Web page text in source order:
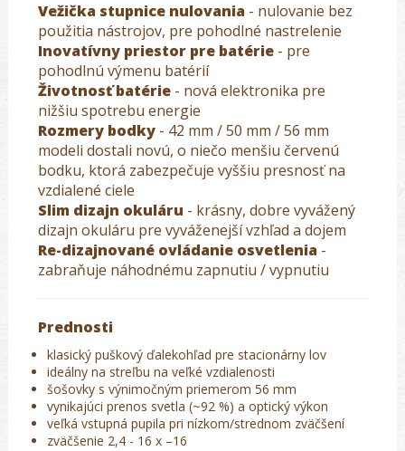
Vežička stupnice nulovania - nulovanie bez
použitia nástrojov, pre pohodlné nastrelenie
Inovatívny priestor pre batérie - pre
pohodlnú výmenu batérií
Životnosť batérie - nová elektronika pre
nižšiu spotrebu energie
Rozmery bodky - 42 mm / 50 mm / 56 mm
modeli dostali novú, o niečo menšiu červenú
bodku, ktorá zabezpečuje vyššiu presnosť na
vzdialené ciele
Slim dizajn okuláru - krásny, dobre vyvážený
dizajn okuláru pre vyváženejší vzhľad a dojem
Re-dizajnované ovládanie osvetlenia -
zabraňuje náhodnému zapnutiu / vypnutiu
Prednosti
klasický puškový ďalekohľad pre stacionárny lov
ideálny na streľbu na veľké vzdialenosti
šošovky s výnimočným priemerom 56 mm
vynikajúci prenos svetla (~92 %) a optický výkon
veľká vstupná pupila pri nízkom/strednom zväčšení
zväčšenie 2,4 - 16 x –16